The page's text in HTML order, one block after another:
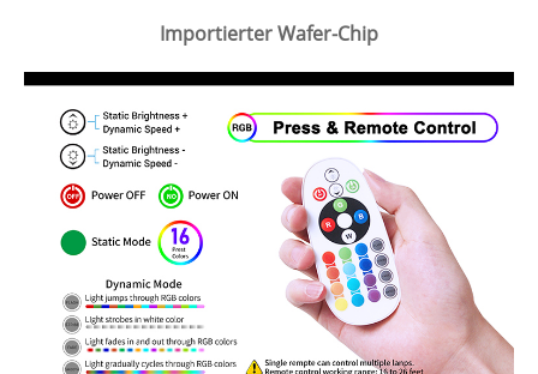
Importierter Wafer-Chip